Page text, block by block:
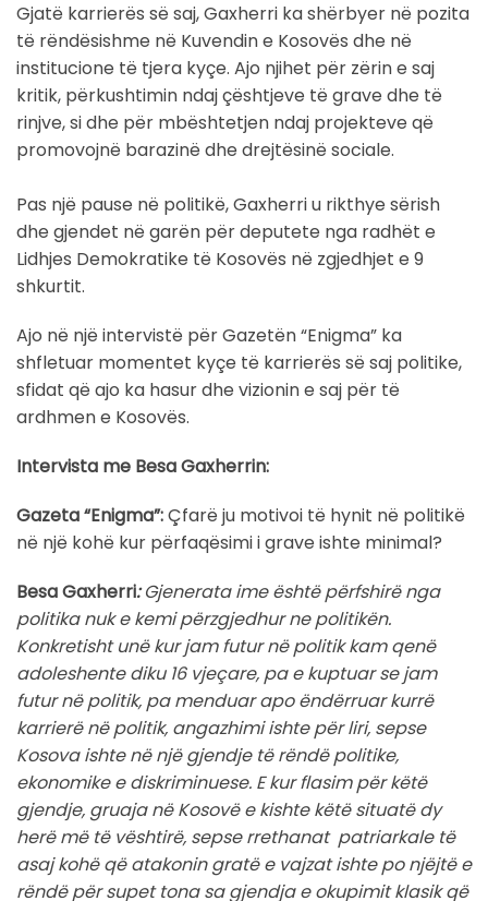
Gjatë karrierës së saj, Gaxherri ka shërbyer në pozita
të rëndësishme në Kuvendin e Kosovës dhe në
institucione të tjera kyçe. Ajo njihet për zërin e saj
kritik, përkushtimin ndaj çështjeve të grave dhe të
rinjve, si dhe për mbështetjen ndaj projekteve që
promovojnë barazinë dhe drejtësinë sociale.
Pas një pause në politikë, Gaxherri u rikthye sërish
dhe gjendet në garën për deputete nga radhët e
Lidhjes Demokratike të Kosovës në zgjedhjet e 9
shkurtit.
Ajo në një intervistë për Gazetën “Enigma” ka
shfletuar momentet kyçe të karrierës së saj politike,
sfidat që ajo ka hasur dhe vizionin e saj për të
ardhmen e Kosovës.
Intervista me Besa Gaxherrin:
Gazeta “Enigma”:Çfarë ju motivoi të hynit në politikë
në një kohë kur përfaqësimi i grave ishte minimal?
Besa Gaxherri:Gjenerata ime është përfshirë nga
politika nuk e kemi përzgjedhur ne politikën.
Konkretisht unë kur jam futur në politik kam qenë
adoleshente diku 16 vjeçare, pa e kuptuar se jam
futur në politik, pa menduar apo ëndërruar kurrë
karrierë në politik, angazhimi ishte për liri, sepse
Kosova ishte në një gjendje të rëndë politike,
ekonomike e diskriminuese. E kur flasim për këtë
gjendje, gruaja në Kosovë e kishte këtë situatë dy
herë më të vështirë, sepse rrethanat patriarkale të
asaj kohë që atakonin gratë e vajzat ishte po njëjtë e
rëndë për supet tona sa gjendja e okupimit klasik që